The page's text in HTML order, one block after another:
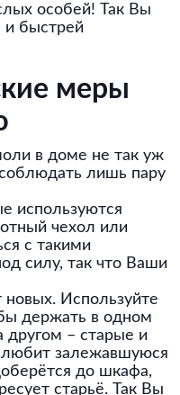
особей! Так Вы
и быстрей
меры
в доме не так уж
лишь пару
используются
чехол или
с такими
силу, так что Ваши
Используйте
держать в одном
другом – старые и
залежавшуюся
до шкафа,
старьё. Так Вы